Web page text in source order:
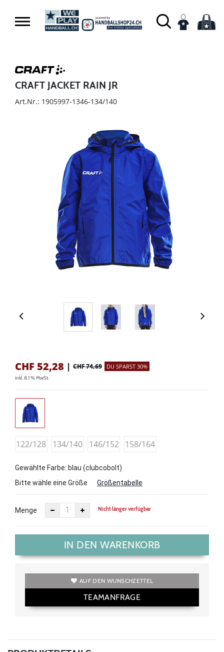
CRAFT JACKET RAIN JR
Art.Nr.: 1905997-1346-134/140
CHF 52,28 | CHF 74,69 DU SPARST 30%
inkl. 8.1 % MwSt.
122/128 134/140 146/152 158/164
Gewählte Farbe: blau (clubcobolt)
Bitte wähle eine Größe
Größentabelle
Menge Nicht länger verfügbar
IN DEN WARENKORB
AUF DEN WUNSCHZETTEL
TEAMANFRAGE